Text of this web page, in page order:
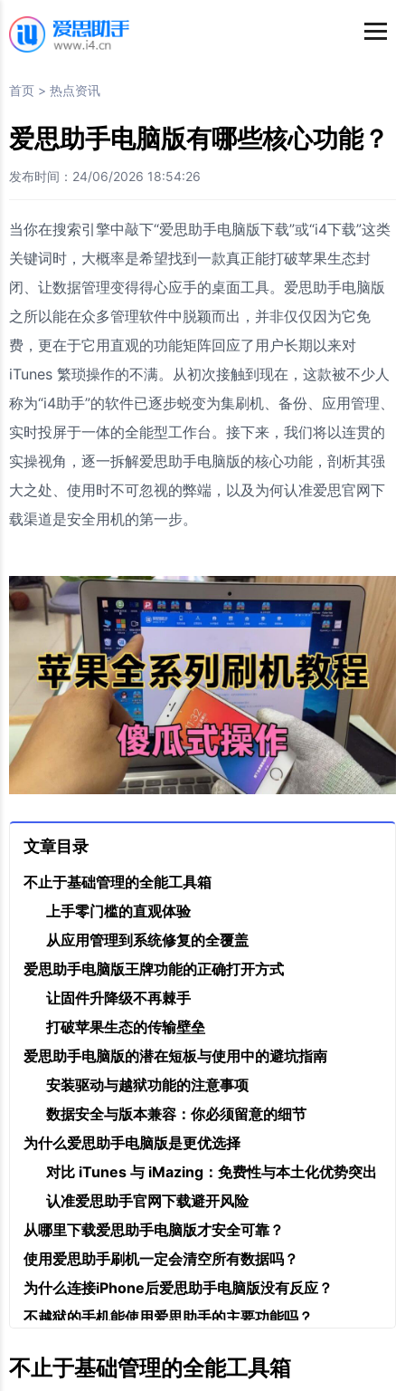
首页 > 热点资讯
爱思助手电脑版有哪些核心功能？
发布时间：24/06/2026 18:54:26
当你在搜索引擎中敲下“爱思助手电脑版下载”或“i4下载”这类
关键词时，大概率是希望找到一款真正能打破苹果生态封
闭、让数据管理变得得心应手的桌面工具。爱思助手电脑版
之所以能在众多管理软件中脱颖而出，并非仅仅因为它免
费，更在于它用直观的功能矩阵回应了用户长期以来对
iTunes 繁琐操作的不满。从初次接触到现在，这款被不少人
称为“i4助手”的软件已逐步蜕变为集刷机、备份、应用管理、
实时投屏于一体的全能型工作台。接下来，我们将以连贯的
实操视角，逐一拆解爱思助手电脑版的核心功能，剖析其强
大之处、使用时不可忽视的弊端，以及为何认准爱思官网下
载渠道是安全用机的第一步。
文章目录
不止于基础管理的全能工具箱
上手零门槛的直观体验
从应用管理到系统修复的全覆盖
爱思助手电脑版王牌功能的正确打开方式
让固件升降级不再棘手
打破苹果生态的传输壁垒
爱思助手电脑版的潜在短板与使用中的避坑指南
安装驱动与越狱功能的注意事项
数据安全与版本兼容：你必须留意的细节
为什么爱思助手电脑版是更优选择
对比 iTunes 与 iMazing：免费性与本土化优势突出
认准爱思助手官网下载避开风险
从哪里下载爱思助手电脑版才安全可靠？
使用爱思助手刷机一定会清空所有数据吗？
为什么连接iPhone后爱思助手电脑版没有反应？
不越狱的手机能使用爱思助手的主要功能吗？
不止于基础管理的全能工具箱